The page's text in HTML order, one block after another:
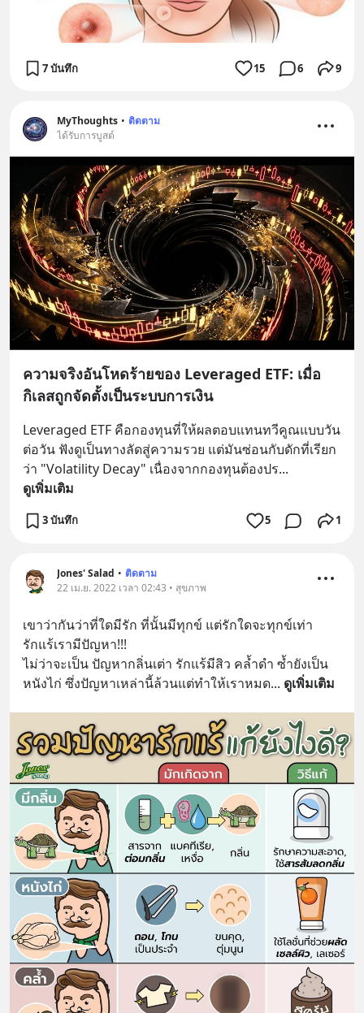
7 บันทึก 15 6 9
MyThoughts • ติดตาม
ได้รับการบูสต์
ความจริงอันโหดร้ายของ Leveraged ETF: เมื่อ
กิเลสถูกจัดตั้งเป็นระบบการเงิน
Leveraged ETF คือกองทุนที่ให้ผลตอบแทนทวีคูณแบบวัน
ต่อวัน ฟังดูเป็นทางลัดสู่ความรวย แต่มันซ่อนกับดักที่เรียก
ว่า "Volatility Decay" เนื่องจากกองทุนต้องปร...
ดูเพิ่มเติม
3 บันทึก 5 1
Jones' Salad • ติดตาม
22 เม.ย. 2022 เวลา 02:43 • สุขภาพ
เขาว่ากันว่าที่ใดมีรัก ที่นั้นมีทุกข์ แต่รักใดจะทุกข์เท่า
รักแร้เรามีปัญหา!!!
ไม่ว่าจะเป็น ปัญหากลิ่นเต่า รักแร้มีสิว คล้ำดำ ซ้ำยังเป็น
หนังไก่ ซึ่งปัญหาเหล่านี้ล้วนแต่ทำให้เราหมด... ดูเพิ่มเติม